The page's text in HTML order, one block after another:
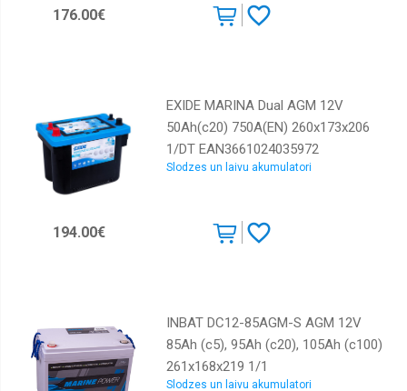
176.00€
EXIDE MARINA Dual AGM 12V
50Ah(c20) 750A(EN) 260x173x206
1/DT EAN3661024035972
Slodzes un laivu akumulatori
194.00€
INBAT DC12-85AGM-S AGM 12V
85Ah (c5), 95Ah (c20), 105Ah (c100)
261x168x219 1/1
Slodzes un laivu akumulatori